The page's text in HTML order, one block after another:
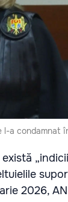
a condamnat
2026,